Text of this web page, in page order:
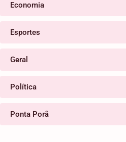
Economia
Esportes
Geral
Política
Ponta Porã